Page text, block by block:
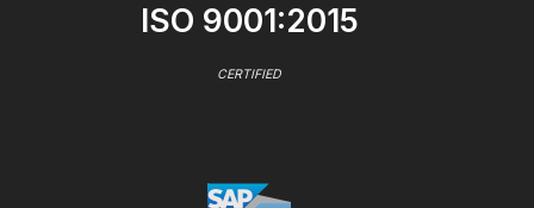
ISO 9001:2015
CERTIFIED